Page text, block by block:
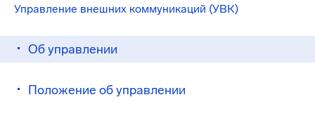
Управление внешних коммуникаций (УВК)
Об управлении
Положение об управлении